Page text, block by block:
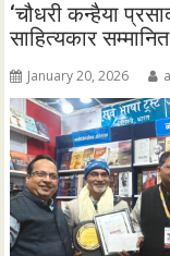
‘चौधरी कन्हैया
साहित्यकार
January 20, 2026